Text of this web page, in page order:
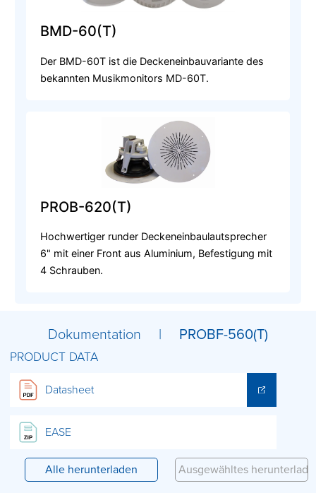
BMD-60(T)
Der BMD-60T ist die Deckeneinbauvariante des
bekannten Musikmonitors MD-60T.
PROB-620(T)
Hochwertiger runder Deckeneinbaulautsprecher
6" mit einer Front aus Aluminium, Befestigung mit
4 Schrauben.
Dokumentation | PROBF-560(T)
PRODUCT DATA
Datasheet
EASE